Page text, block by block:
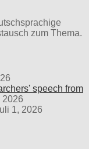
zum Thema.
speech from
2026
1, 2026